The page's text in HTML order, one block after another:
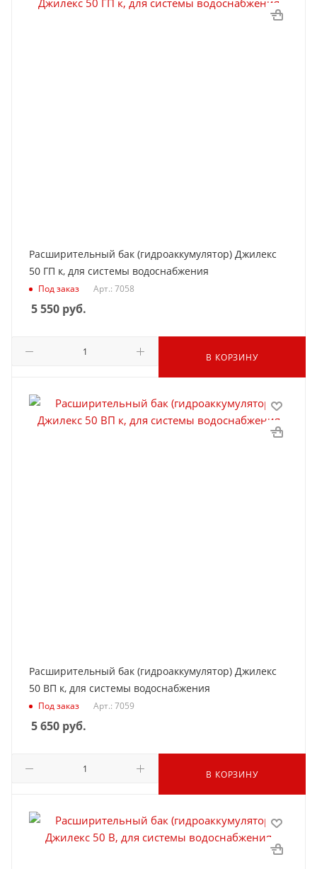
Расширительный бак (гидроаккумулятор) Джилекс
50 ГП к, для системы водоснабжения
Под заказ Арт.: 7058
5 550 руб.
В КОРЗИНУ
Расширительный бак (гидроаккумулятор) Джилекс
50 ВП к, для системы водоснабжения
Под заказ Арт.: 7059
5 650 руб.
В КОРЗИНУ